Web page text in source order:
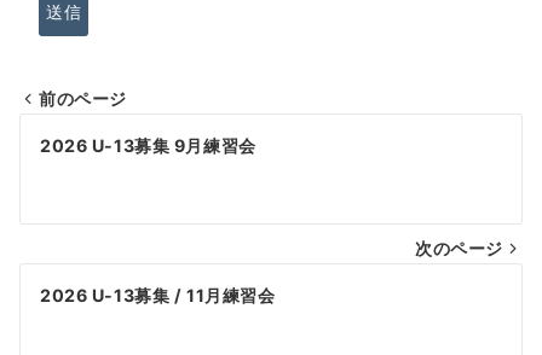
送信
投
ビ
ゲ
前のページ
2026 U-13募集 9月練習会
次のページ
2026 U-13募集 / 11月練習会